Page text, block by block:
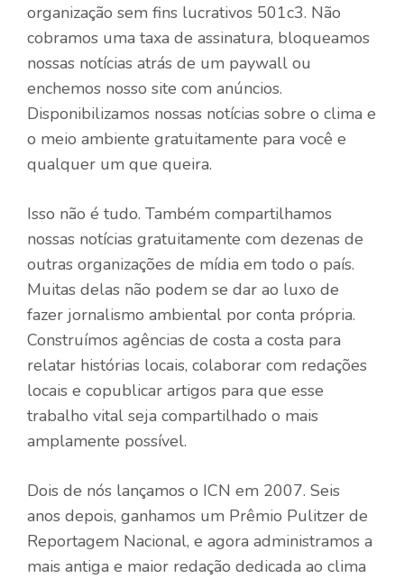
organização sem fins lucrativos 501c3. Não
cobramos uma taxa de assinatura, bloqueamos
nossas notícias atrás de um paywall ou
enchemos nosso site com anúncios.
Disponibilizamos nossas notícias sobre o clima e
o meio ambiente gratuitamente para você e
qualquer um que queira.
Isso não é tudo. Também compartilhamos
nossas notícias gratuitamente com dezenas de
outras organizações de mídia em todo o país.
Muitas delas não podem se dar ao luxo de
fazer jornalismo ambiental por conta própria.
Construímos agências de costa a costa para
relatar histórias locais, colaborar com redações
locais e copublicar artigos para que esse
trabalho vital seja compartilhado o mais
amplamente possível.
Dois de nós lançamos o ICN em 2007. Seis
anos depois, ganhamos um Prêmio Pulitzer de
Reportagem Nacional, e agora administramos a
mais antiga e maior redação dedicada ao clima